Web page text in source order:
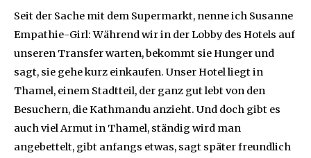
Seit der Sache mit dem Supermarkt, nenne ich Susanne
Empathie-Girl: Während wir in der Lobby des Hotels auf
unseren Transfer warten, bekommt sie Hunger und
sagt, sie gehe kurz einkaufen. Unser Hotel liegt in
Thamel, einem Stadtteil, der ganz gut lebt von den
Besuchern, die Kathmandu anzieht. Und doch gibt es
auch viel Armut in Thamel, ständig wird man
angebettelt, gibt anfangs etwas, sagt später freundlich